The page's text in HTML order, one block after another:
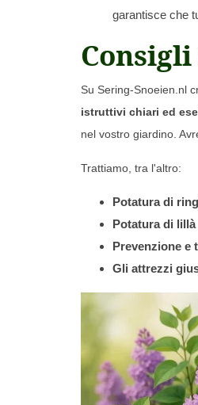
garantisce che
Su Sering-Snoeien.nl
istruttivi chiari ed
nel vostro giardino.
Trattiamo, tra l'altro:
Potatura di
Potatura di
Prevenzione e
Gli attrezzi